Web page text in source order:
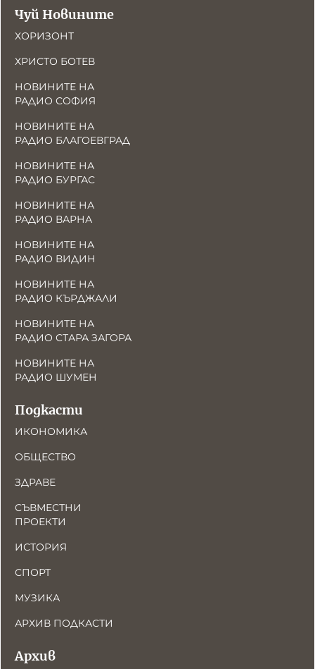
Чуй Новините
ХОРИЗОНТ
ХРИСТО БОТЕВ
НОВИНИТЕ НА
РАДИО СОФИЯ
НОВИНИТЕ НА
РАДИО БЛАГОЕВГРАД
НОВИНИТЕ НА
РАДИО БУРГАС
НОВИНИТЕ НА
РАДИО ВАРНА
НОВИНИТЕ НА
РАДИО ВИДИН
НОВИНИТЕ НА
РАДИО КЪРДЖАЛИ
НОВИНИТЕ НА
РАДИО СТАРА ЗАГОРА
НОВИНИТЕ НА
РАДИО ШУМЕН
Подкасти
ИКОНОМИКА
ОБЩЕСТВО
ЗДРАВЕ
СЪВМЕСТНИ
ПРОЕКТИ
ИСТОРИЯ
СПОРТ
МУЗИКА
АРХИВ ПОДКАСТИ
Архив